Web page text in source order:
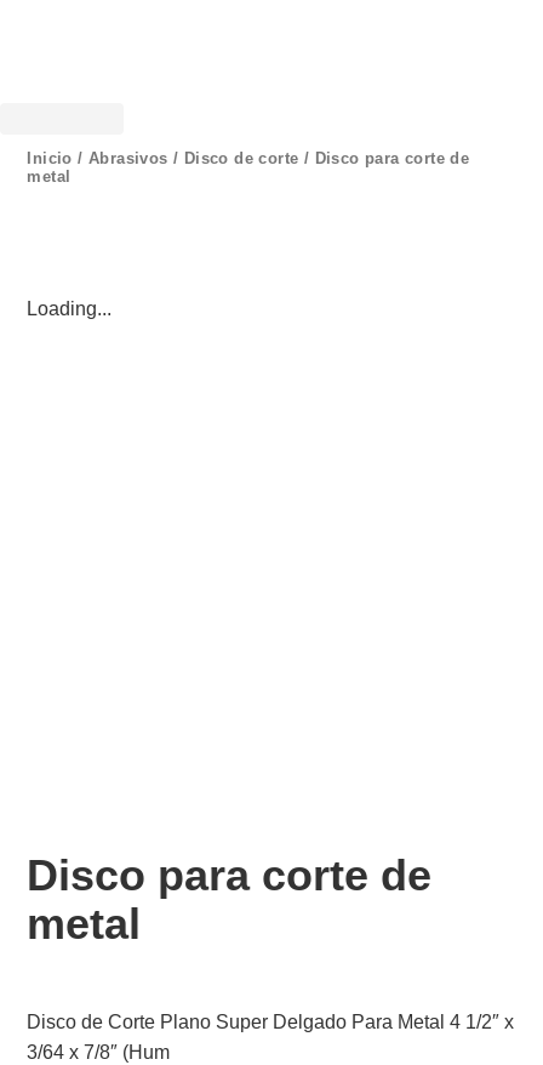
Inicio / Abrasivos / Disco de corte / Disco para corte de
metal
Disco para corte de
metal
Disco de Corte Plano Super Delgado Para Metal 4 1/2″ x
3/64 x 7/8″ (Hum
Loading...